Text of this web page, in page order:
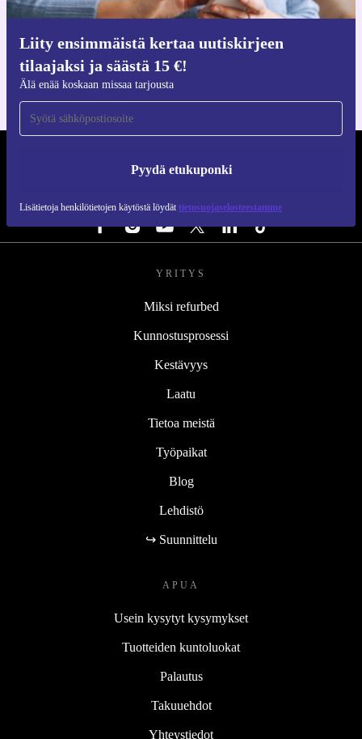
Liity ensimmäistä kertaa uutiskirjeen
tilaajaksi ja säästä 15 €!
Älä enää koskaan missaa tarjousta
Pyydä etukuponki
Lisätietoja henkilötietojen käytöstä löydät tietosuojaselosteestamme
iOS:lle ja Androidille
YRITYS
Miksi refurbed
Kunnostusprosessi
Kestävyys
Laatu
Tietoa meistä
Työpaikat
Blog
Lehdistö
↪ Suunnittelu
APUA
Usein kysytyt kysymykset
Tuotteiden kuntoluokat
Palautus
Takuuehdot
Yhteystiedot